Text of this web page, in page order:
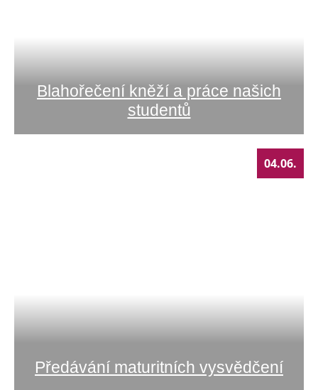
Blahořečení kněží a práce našich
studentů
Předávání maturitních vysvědčení
04.06.